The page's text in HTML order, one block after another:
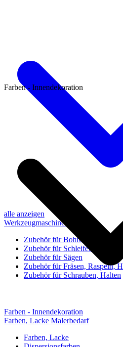
alle anzeigen
Werkzeugmaschinen-Zubehör
Zubehör für Bohren, Bohrhilfen
Zubehör für Schleifen, Poliere
Zubehör für Sägen
Zubehör für Fräsen, Raspeln, H
Zubehör für Schrauben, Halten
Farben - Innendekoration
Farben - Innendekoration
Farben, Lacke Malerbedarf
Farben, Lacke